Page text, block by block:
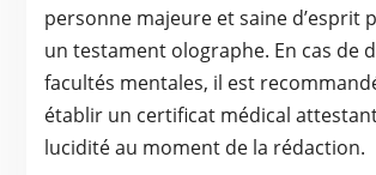
personne majeure et saine d’esprit
un testament olographe. En cas de
facultés mentales, il est
établir un certificat médical
lucidité au moment de la rédaction.